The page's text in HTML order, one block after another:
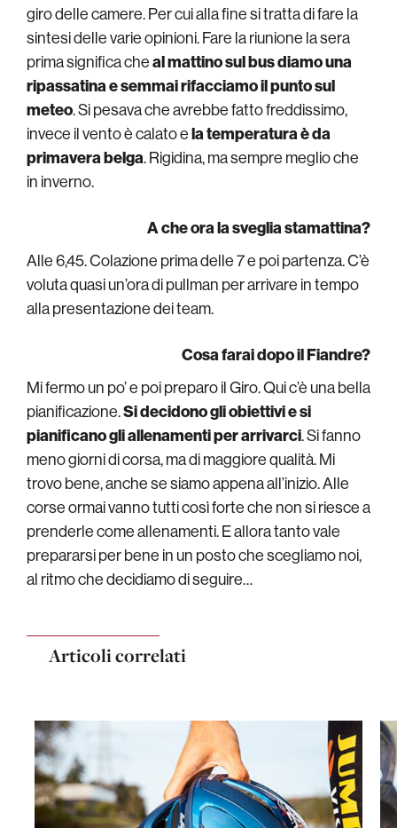
giro delle camere. Per cui alla fine si tratta di fare la
sintesi delle varie opinioni. Fare la riunione la sera
prima significa cheal mattino sul bus diamo una
ripassatina e semmai rifacciamo il punto sul
meteo. Si pesava che avrebbe fatto freddissimo,
invece il vento è calato ela temperatura è da
primavera belga. Rigidina, ma sempre meglio che
in inverno.
A che ora la sveglia stamattina?
Alle 6,45. Colazione prima delle 7 e poi partenza. C’è
voluta quasi un’ora di pullman per arrivare in tempo
alla presentazione dei team.
Cosa farai dopo il Fiandre?
Mi fermo un po’ e poi preparo il Giro. Qui c’è una bella
pianificazione.Si decidono gli obiettivi e si
pianificano gli allenamenti per arrivarci. Si fanno
meno giorni di corsa, ma di maggiore qualità. Mi
trovo bene, anche se siamo appena all’inizio. Alle
corse ormai vanno tutti così forte che non si riesce a
prenderle come allenamenti. E allora tanto vale
prepararsi per bene in un posto che scegliamo noi,
al ritmo che decidiamo di seguire…
Articoli correlati